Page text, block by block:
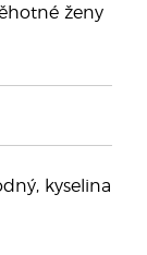
ženy
kyselina